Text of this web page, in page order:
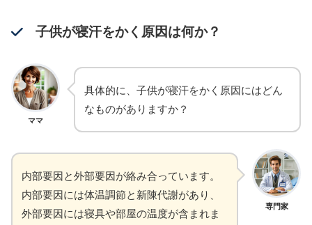
子供が寝汗をかく原因は何か？
ママ
具体的に、子供が寝汗をかく原因にはどん
なものがありますか？
専門家
内部要因と外部要因が絡み合っています。
内部要因には体温調節と新陳代謝があり、
外部要因には寝具や部屋の温度が含まれま